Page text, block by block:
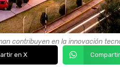
contribuyen en la innovación
en X